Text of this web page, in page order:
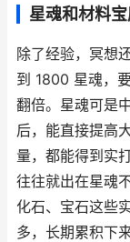
星魂和材料
除了经验，冥想
到 1800 星魂，
翻倍。星魂可是
后，能直接提高
量，都能得到实
往往就出在星魂
化石、宝石这些
多，长期累积下